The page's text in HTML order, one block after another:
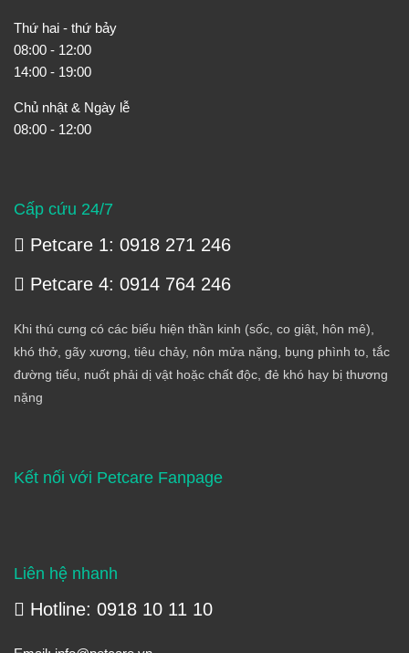
Thứ hai - thứ bảy
08:00 - 12:00
14:00 - 19:00
Chủ nhật & Ngày lễ
08:00 - 12:00
Cấp cứu 24/7
Petcare 1: 0918 271 246
Petcare 4: 0914 764 246
Khi thú cưng có các biểu hiện thần kinh (sốc, co giật, hôn mê),
khó thở, gãy xương, tiêu chảy, nôn mửa nặng, bụng phình to, tắc
đường tiểu, nuốt phải dị vật hoặc chất độc, đẻ khó hay bị thương
nặng
Kết nối với Petcare Fanpage
Liên hệ nhanh
Hotline: 0918 10 11 10